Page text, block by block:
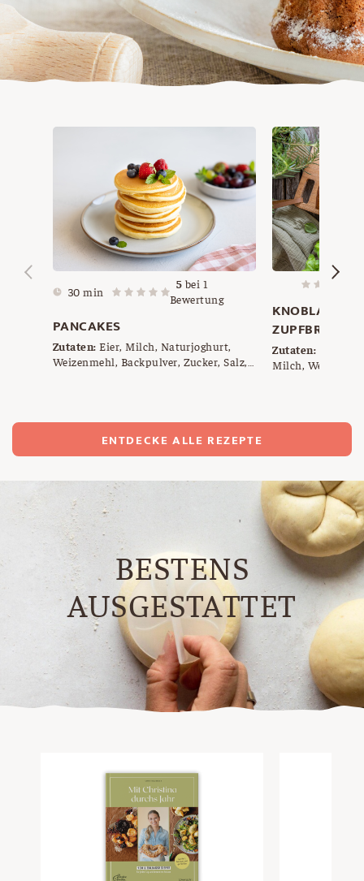
30 min
5 bei 1
Bewertung
PANCAKES
Zutaten: Eier, Milch, Naturjoghurt,
Weizenmehl, Backpulver, Zucker, Salz,
KNOBLAUCH
ZUPFBROT
Zutaten:
Milch,
ENTDECKE ALLE REZEPTE
BESTENS
AUSGESTATTET